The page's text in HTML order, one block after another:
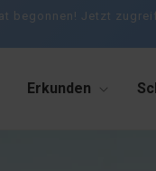
begonnen! Jetzt
Erkunden